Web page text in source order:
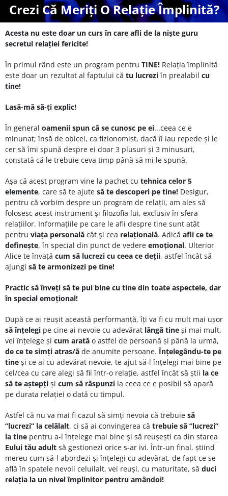
Crezi Că Meriți O Relație Împlinită?
Acesta nu este doar un curs în care afli de la niște guru
secretul relației fericite!
În primul rând este un program pentru TINE! Relația împlinită
este doar un rezultat al faptului că tu lucreziîn prealabil cu
tine!
Lasă-mă să-ți explic!
În general oamenii spun că se cunosc pe ei...ceea ce e
minunat; însă de obicei, ca fizionomist, dacă îi iau repede și le
cer să îmi spună despre ei doar 3 plusuri și 3 minusuri,
constată că le trebuie ceva timp până să mi le spună.
Așa că acest program vine la pachet cu tehnica celor 5
elemente, care să te ajute să te descoperi pe tine! Desigur,
pentru că vorbim despre un program de relații, am ales să
folosesc acest instrument și filozofia lui, exclusiv în sfera
relațiilor. Informațiile pe care le afli despre tine sunt atât
pentru viața personală cât și cea relațională. Adică afli ce te
definește, în special din punct de vedere emoțional. Ulterior
Alice te învață cum să lucrezi cu ceea ce deții, astfel încât să
ajungi să te armonizezi pe tine!
Practic să înveți să te pui bine cu tine din toate aspectele, dar
în special emoțional!
După ce ai reușit această performanță, îți va fi cu mult mai ușor
să înțelegi pe cine ai nevoie cu adevărat lângă tine și mai mult,
vei înțelege și cum arată o astfel de persoană și până la urmă,
de ce te simți atras/ă de anumite persoane.Înțelegându-te pe
tine și ce ai cu adevărat nevoie, te ajut să-l înțelegi mai bine pe
cel/cea cu care alegi să fii într-o relație, astfel încât să știi la ce
să te aștepți și cum să răspunzi la ceea ce e posibil să apară
pe durata relației o dată cu timpul.
Astfel că nu va mai fi cazul să simți nevoia că trebuie să
”lucrezi” la celălalt, ci să ai convingerea că trebuie să ”lucrezi”
la tine pentru a-l înțelege mai bine și să reușești ca din starea
Eului tău adult să gestionezi orice s-ar ivi. Într-un final, știind
mereu cum să-l abordezi și înțelegi cu adevărat, de fapt ce se
află în spatele nevoii celuilalt, vei reuși, cu maturitate, să duci
relația la un nivel împlinitor pentru amândoi!